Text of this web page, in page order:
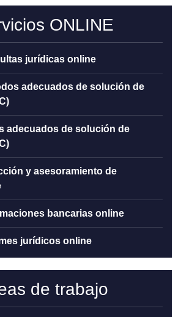
ONLINE
jurídicas online
adecuados de solución de
)
adecuados de solución de
)
y asesoramiento de
bancarias online
jurídicos online
de trabajo